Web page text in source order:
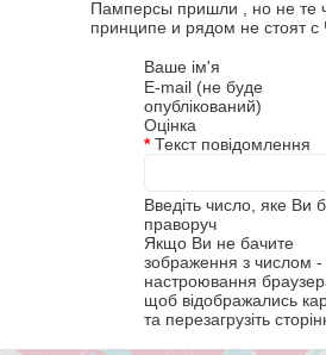
Памперсы пришли , но не те
принципе и рядом не стоят
Ваше ім'я
E-mail (не буде
опублікований)
Оцінка
*Текст повідомлення
Введіть число, яке Ви
праворуч
Якщо Ви не бачите
зображення з числом -
настроювання
щоб відображались
та перезагрузіть